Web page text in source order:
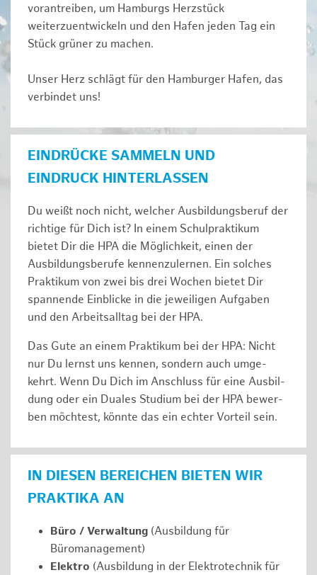
vorantreiben, um Hamburgs Herzstück
weiterzuentwickeln und den Hafen jeden Tag ein
Stück grüner zu machen.
Unser Herz schlägt für den Hamburger Hafen, das
verbindet uns!
EINDRÜCKE SAMMELN UND
EINDRUCK HINTERLASSEN
Du weißt noch nicht, welcher Ausbildungsberuf der
richtige für Dich ist? In einem Schulpraktikum
bietet Dir die HPA die Möglichkeit, einen der
Ausbildungsberufe kennenzulernen. Ein solches
Prak­ti­kum von zwei bis drei Wochen bie­tet Dir
span­nen­de Ein­bli­cke in die jeweiligen Aufgaben
und den Ar­beits­all­tag bei der HPA.
Das Gute an einem Praktikum bei der HPA: Nicht
nur Du lernst uns ken­nen, son­dern auch um­ge­
kehrt. Wenn Du Dich im An­schluss für eine Aus­bil­
dung oder ein Duales Studium bei der HPA be­wer­
ben möch­test, könnte das ein ech­ter Vor­teil sein.
IN DIESEN BEREICHEN BIETEN WIR
PRAKTIKA AN
Büro / Verwaltung (Ausbildung für
Büromanagement)
Elektro (Ausbildung in der Elektrotechnik für